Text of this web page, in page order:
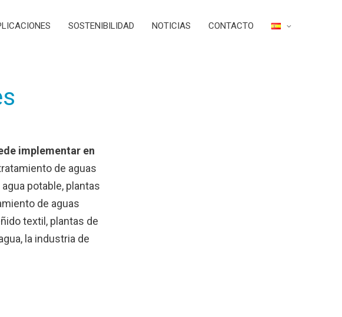
SOSTENIBILIDAD NOTICIAS CONTACTO
implementar en
de aguas
potable, plantas
de aguas
textil, plantas de
la industria de